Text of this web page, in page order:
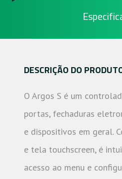
DESCRIÇÃO DO
O Argos S é um
portas, fechaduras
e dispositivos em geral.
e tela touchscreen, é
acesso ao menu e